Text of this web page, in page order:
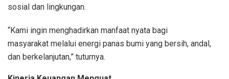
sosial dan lingkungan.
“Kami ingin menghadirkan manfaat nyata bagi
masyarakat melalui energi panas bumi yang bersih, andal,
dan berkelanjutan,” tuturnya.